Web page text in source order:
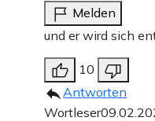
Melden
und er wird sich
10
Antworten
Wortleser